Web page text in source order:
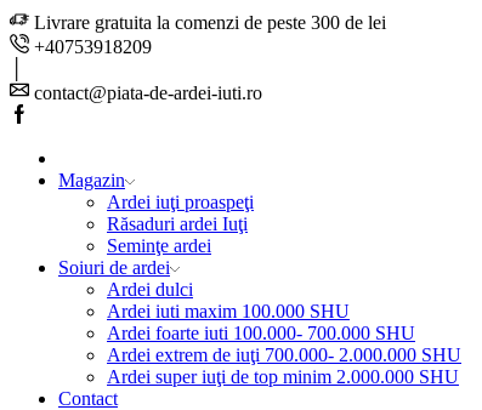
Livrare gratuita la comenzi de peste 300 de lei
+40753918209
contact@piata-de-ardei-iuti.ro
Facebook
Magazin
Ardei iuţi proaspeţi
Răsaduri ardei Iuţi
Seminţe ardei
Soiuri de ardei
Ardei dulci
Ardei iuti maxim 100.000 SHU
Ardei foarte iuti 100.000- 700.000 SHU
Ardei extrem de iuţi 700.000- 2.000.000 SHU
Ardei super iuţi de top minim 2.000.000 SHU
Contact